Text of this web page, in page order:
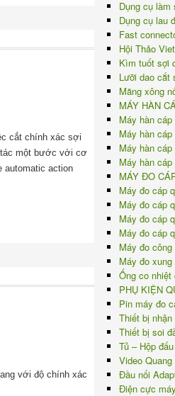
cắt chính xác sợi
tác một bước với cơ
automatic action
với độ chính xác
Dụng cụ làm
Dụng cụ lau
Fast
Hội Thảo
Kìm tuốt sợi
Lưỡi dao cắt
Măng xông
MÁY HÀN
Máy hàn
Máy hàn
Máy hàn
Máy hàn
MÁY ĐO
Máy đo cáp
Máy đo cáp
Máy đo cáp
Máy đo cáp
Máy đo
Máy đo
Ống co nhiệt
PHỤ KIỆN
Pin máy đo
Thiết bị
Thiết bị soi
Tủ – Hộp
Video Quang
Đầu nối
Điện cực